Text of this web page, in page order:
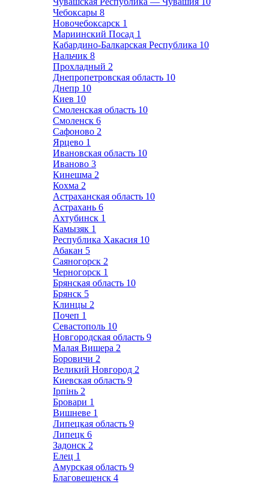
Чебоксары 8
Новочебоксарск 1
Мариинский Посад 1
Кабардино-Балкарская Республика 10
Нальчик 8
Прохладный 2
Днепропетровская область 10
Днепр 10
Киев 10
Смоленская область 10
Смоленск 6
Сафоново 2
Ярцево 1
Ивановская область 10
Иваново 3
Кинешма 2
Кохма 2
Астраханская область 10
Астрахань 6
Ахтубинск 1
Камызяк 1
Республика Хакасия 10
Абакан 5
Саяногорск 2
Черногорск 1
Брянская область 10
Брянск 5
Клинцы 2
Почеп 1
Севастополь 10
Новгородская область 9
Малая Вишера 2
Боровичи 2
Великий Новгород 2
Киевская область 9
Ірпінь 2
Бровари 1
Вишневе 1
Липецкая область 9
Липецк 6
Задонск 2
Елец 1
Амурская область 9
Благовещенск 4